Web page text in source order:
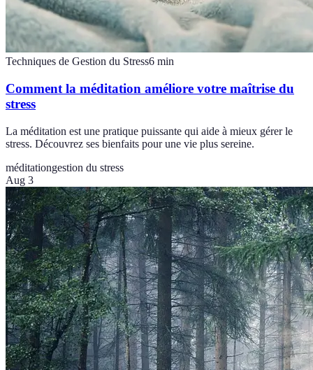
Techniques de Gestion du Stress6 min
Comment la méditation améliore votre maîtrise du
stress
La méditation est une pratique puissante qui aide à mieux gérer le
stress. Découvrez ses bienfaits pour une vie plus sereine.
méditationgestion du stress
Aug 3